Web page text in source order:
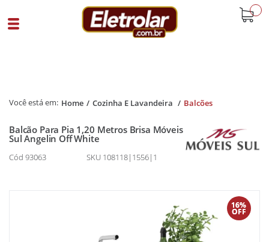
Home Cozinha E Lavandeira Balcões
Balcão Para Pia 1,20 Metros Brisa Móveis
Sul Angelin Off White
Cód 93063 SKU 108118|1556|1
16%
OFF